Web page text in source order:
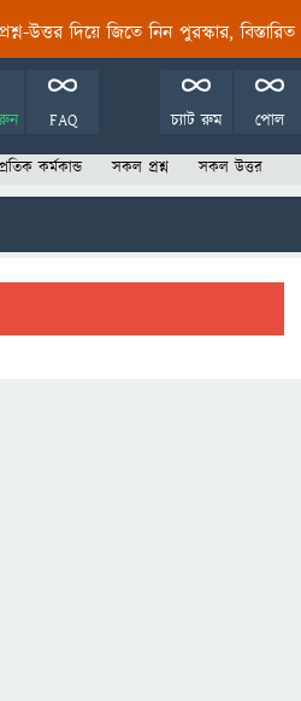
উত্তর দিয়ে জিতে নিন পুরস্কার, বিস্তারিত
FAQ পোল
চ্যাট রুম
কর্মকান্ড সকল প্রশ্ন সকল উত্তর